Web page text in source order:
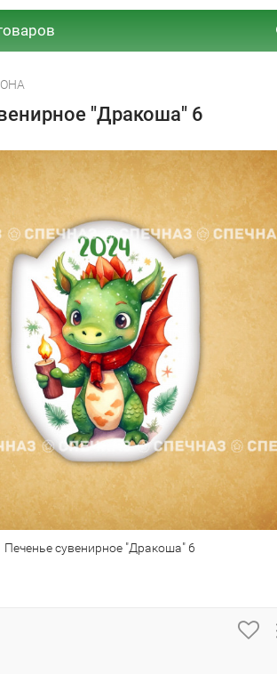
"Дракоша" 6
Печенье сувенирное "Дракоша" 6